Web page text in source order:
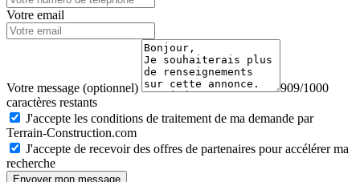
Votre email
Votre message (optionnel)
909/1000
caractères restants
J'accepte les conditions de traitement de ma demande par
Terrain-Construction.com
J'accepte de recevoir des offres de partenaires pour accélérer ma
recherche
Envoyer mon message